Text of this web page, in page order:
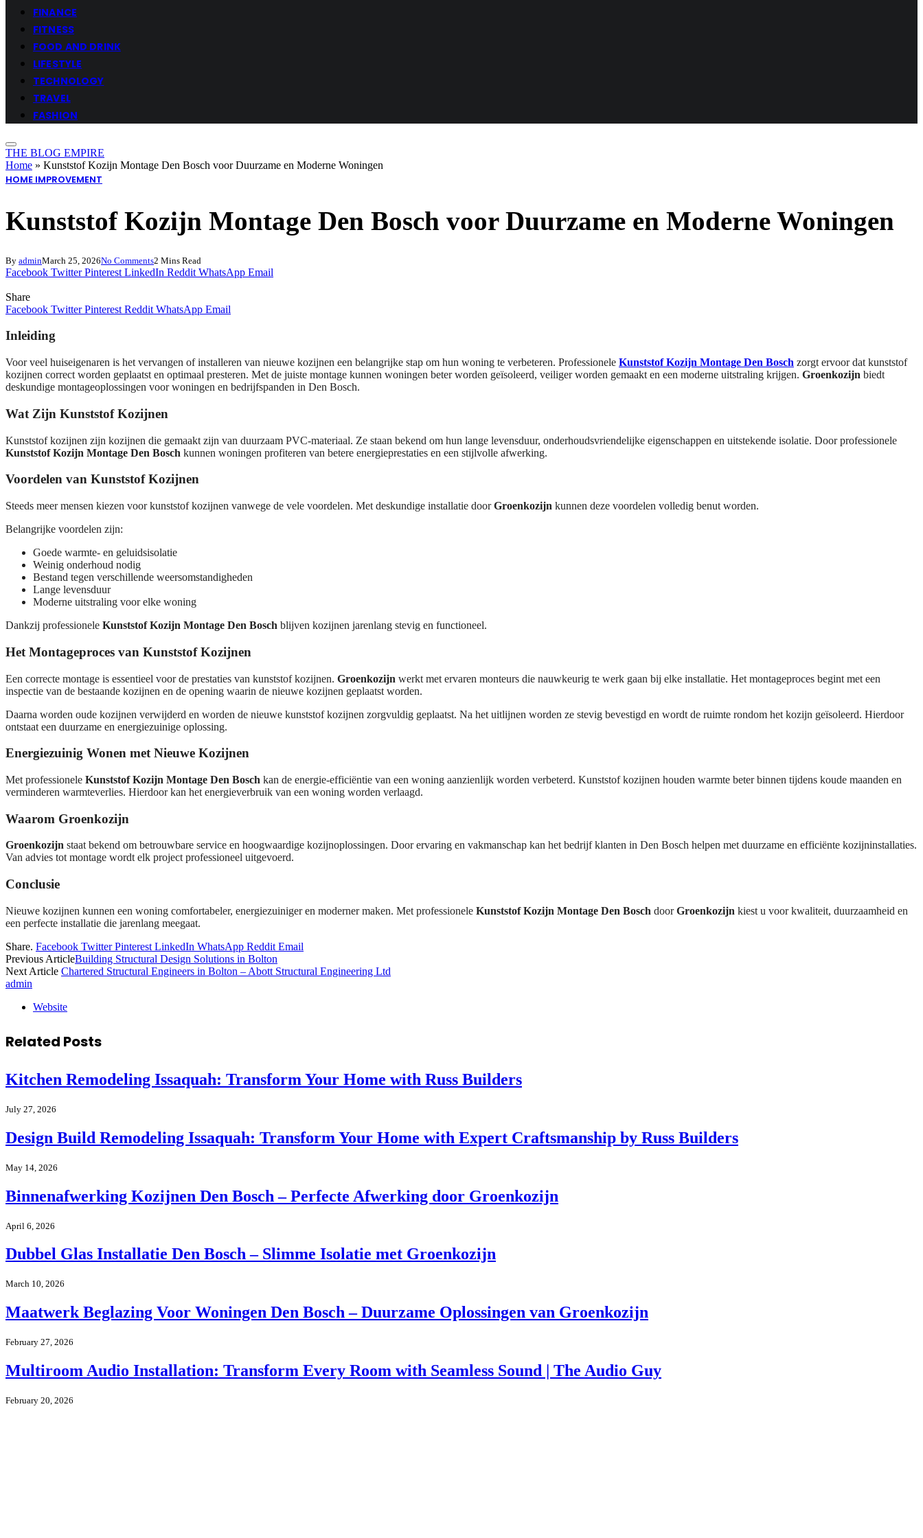
FINANCE
FITNESS
FOOD AND DRINK
LIFESTYLE
TECHNOLOGY
TRAVEL
FASHION
THE BLOG EMPIRE
Home » Kunststof Kozijn Montage Den Bosch voor Duurzame en Moderne Woningen
HOME IMPROVEMENT
Kunststof Kozijn Montage Den Bosch voor Duurzame en Moderne Woningen
By adminMarch 25, 2026No Comments2 Mins Read
Facebook Twitter Pinterest LinkedIn Reddit WhatsApp Email
Share
Facebook Twitter Pinterest Reddit WhatsApp Email
Inleiding
Voor veel huiseigenaren is het vervangen of installeren van nieuwe kozijnen een belangrijke stap om hun woning te verbeteren. Professionele Kunststof Kozijn Montage Den Bosch zorgt ervoor dat kunststof
kozijnen correct worden geplaatst en optimaal presteren. Met de juiste montage kunnen woningen beter worden geïsoleerd, veiliger worden gemaakt en een moderne uitstraling krijgen. Groenkozijn biedt
deskundige montageoplossingen voor woningen en bedrijfspanden in Den Bosch.
Wat Zijn Kunststof Kozijnen
Kunststof kozijnen zijn kozijnen die gemaakt zijn van duurzaam PVC-materiaal. Ze staan bekend om hun lange levensduur, onderhoudsvriendelijke eigenschappen en uitstekende isolatie. Door professionele
Kunststof Kozijn Montage Den Bosch kunnen woningen profiteren van betere energieprestaties en een stijlvolle afwerking.
Voordelen van Kunststof Kozijnen
Steeds meer mensen kiezen voor kunststof kozijnen vanwege de vele voordelen. Met deskundige installatie doorGroenkozijn kunnen deze voordelen volledig benut worden.
Belangrijke voordelen zijn:
Goede warmte- en geluidsisolatie
Weinig onderhoud nodig
Bestand tegen verschillende weersomstandigheden
Lange levensduur
Moderne uitstraling voor elke woning
Dankzij professionele Kunststof Kozijn Montage Den Bosch blijven kozijnen jarenlang stevig en functioneel.
Het Montageproces van Kunststof Kozijnen
Een correcte montage is essentieel voor de prestaties van kunststof kozijnen. Groenkozijn werkt met ervaren monteurs die nauwkeurig te werk gaan bij elke installatie. Het montageproces begint met een
inspectie van de bestaande kozijnen en de opening waarin de nieuwe kozijnen geplaatst worden.
Daarna worden oude kozijnen verwijderd en worden de nieuwe kunststof kozijnen zorgvuldig geplaatst. Na het uitlijnen worden ze stevig bevestigd en wordt de ruimte rondom het kozijn geïsoleerd. Hierdoor
ontstaat een duurzame en energiezuinige oplossing.
Energiezuinig Wonen met Nieuwe Kozijnen
Met professionele Kunststof Kozijn Montage Den Bosch kan de energie-efficiëntie van een woning aanzienlijk worden verbeterd. Kunststof kozijnen houden warmte beter binnen tijdens koude maanden en
verminderen warmteverlies. Hierdoor kan het energieverbruik van een woning worden verlaagd.
Waarom Groenkozijn
Groenkozijn staat bekend om betrouwbare service en hoogwaardige kozijnoplossingen. Door ervaring en vakmanschap kan het bedrijf klanten in Den Bosch helpen met duurzame en efficiënte kozijninstallaties.
Van advies tot montage wordt elk project professioneel uitgevoerd.
Conclusie
Nieuwe kozijnen kunnen een woning comfortabeler, energiezuiniger en moderner maken. Met professionele Kunststof Kozijn Montage Den Bosch doorGroenkozijn kiest u voor kwaliteit, duurzaamheid en
een perfecte installatie die jarenlang meegaat.
Share. Facebook Twitter Pinterest LinkedIn WhatsApp Reddit Email
Previous ArticleBuilding Structural Design Solutions in Bolton
Next Article Chartered Structural Engineers in Bolton – Abott Structural Engineering Ltd
admin
Website
Related Posts
Kitchen Remodeling Issaquah: Transform Your Home with Russ Builders
July 27, 2026
Design Build Remodeling Issaquah: Transform Your Home with Expert Craftsmanship by Russ Builders
May 14, 2026
Binnenafwerking Kozijnen Den Bosch – Perfecte Afwerking door Groenkozijn
April 6, 2026
Dubbel Glas Installatie Den Bosch – Slimme Isolatie met Groenkozijn
March 10, 2026
Maatwerk Beglazing Voor Woningen Den Bosch – Duurzame Oplossingen van Groenkozijn
February 27, 2026
Multiroom Audio Installation: Transform Every Room with Seamless Sound | The Audio Guy
February 20, 2026